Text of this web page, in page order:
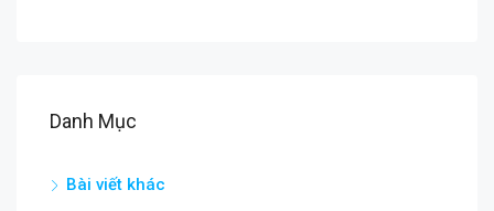
Danh Mục
Bài viết khác